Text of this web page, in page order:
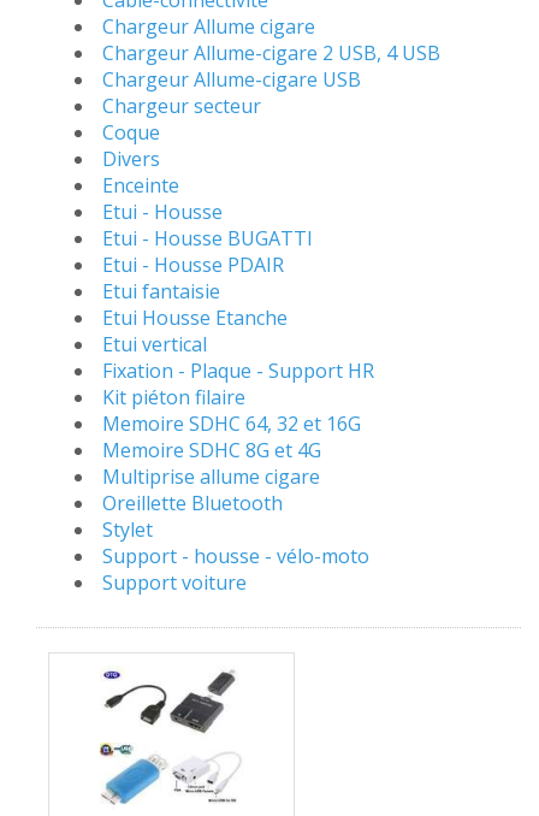
Chargeur Allume cigare
Chargeur Allume-cigare 2 USB, 4 USB
Chargeur Allume-cigare USB
Chargeur secteur
Coque
Divers
Enceinte
Etui - Housse
Etui - Housse BUGATTI
Etui - Housse PDAIR
Etui fantaisie
Etui Housse Etanche
Etui vertical
Fixation - Plaque - Support HR
Kit piéton filaire
Memoire SDHC 64, 32 et 16G
Memoire SDHC 8G et 4G
Multiprise allume cigare
Oreillette Bluetooth
Stylet
Support - housse - vélo-moto
Support voiture